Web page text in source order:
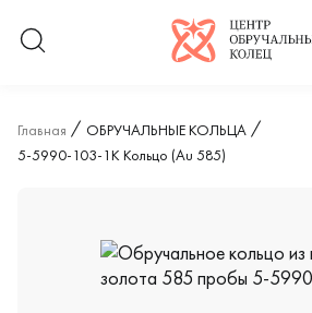
Логотип компании
Главная
ОБРУЧАЛЬНЫЕ КОЛЬЦА
5-5990-103-1К Кольцо (Au 585)